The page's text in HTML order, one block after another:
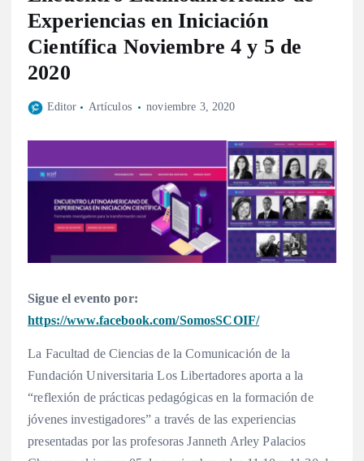
Experiencias en Iniciación
Científica Noviembre 4 y 5 de
2020
Editor Artículos noviembre 3, 2020
Sigue el evento por:
https://www.facebook.com/SomosSCOIF/
La Facultad de Ciencias de la Comunicación de la
Fundación Universitaria Los Libertadores aporta a la
“reflexión de prácticas pedagógicas en la formación de
jóvenes investigadores” a través de las experiencias
presentadas por las profesoras Janneth Arley Palacios